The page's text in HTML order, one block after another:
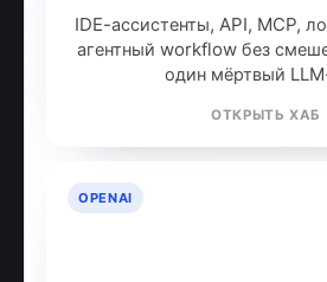
IDE-ассистенты, API, MCP,
агентный workflow без
один мёртвый
ОТКРЫТЬ ХАБ
OPENAI